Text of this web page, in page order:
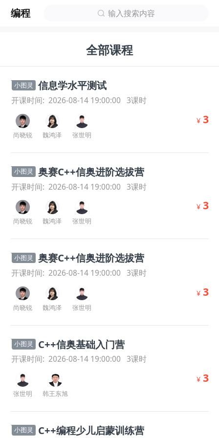
编程 输入搜索内容
全部课程
小图灵 信息学水平测试
开课时间: 2026-08-14 19:00:00 3课时
尚晓锐 魏鸿泽 张世明
¥ 3
小图灵 奥赛C++信奥进阶选拔营
开课时间: 2026-08-14 19:00:00 3课时
尚晓锐 魏鸿泽 张世明
¥ 3
小图灵 奥赛C++信奥进阶选拔营
开课时间: 2026-08-14 19:00:00 3课时
尚晓锐 魏鸿泽 张世明
¥ 3
小图灵 C++信奥基础入门营
开课时间: 2026-08-14 19:00:00 3课时
张世明 韩王东旭
¥ 3
小图灵 C++编程少儿启蒙训练营